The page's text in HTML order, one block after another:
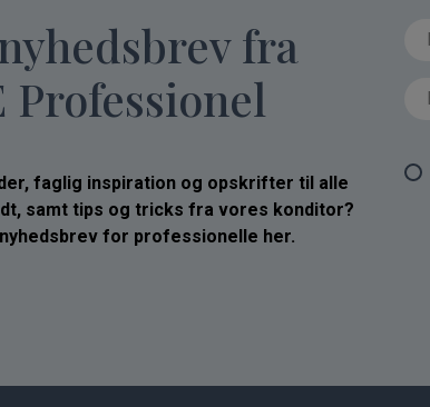
fra
Professionel
faglig inspiration og opskrifter til alle
samt tips og tricks fra vores konditor?
for professionelle her.